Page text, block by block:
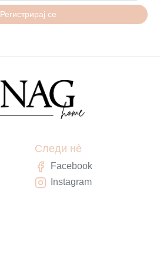
Регистрирај се
Следи нè
Facebook
Instagram